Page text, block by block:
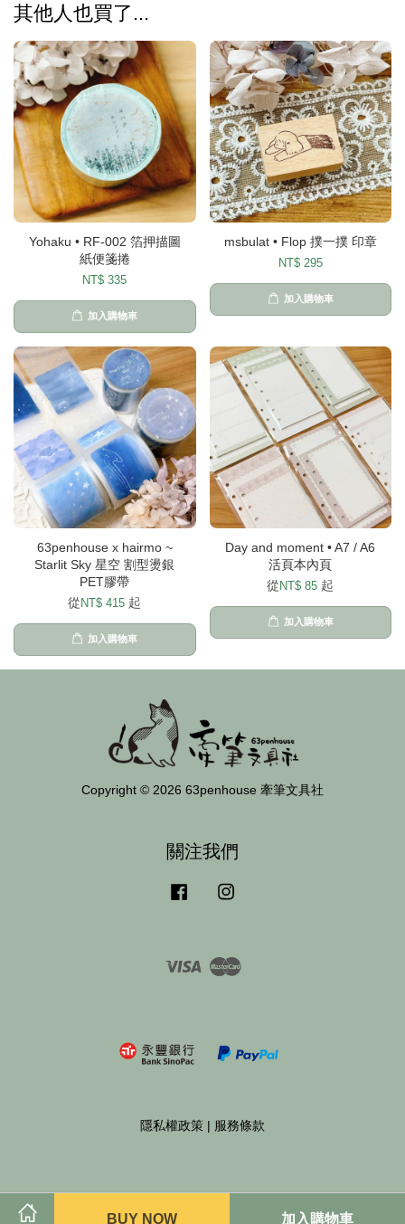
BUY NOW 加入購物車
其他人也買了...
Yohaku • RF-002 箔押描圖
紙便箋捲
NT$ 335
加入購物車
msbulat • Flop 撲一撲 印章
NT$ 295
加入購物車
63penhouse x hairmo ~
Starlit Sky 星空 割型燙銀
PET膠帶
從 NT$ 415 起
加入購物車
Day and moment • A7 / A6
活頁本內頁
從 NT$ 85 起
加入購物車
Copyright © 2026 63penhouse 牽筆文具社
關注我們
Facebook
Visa Master
隱私權政策 服務條款